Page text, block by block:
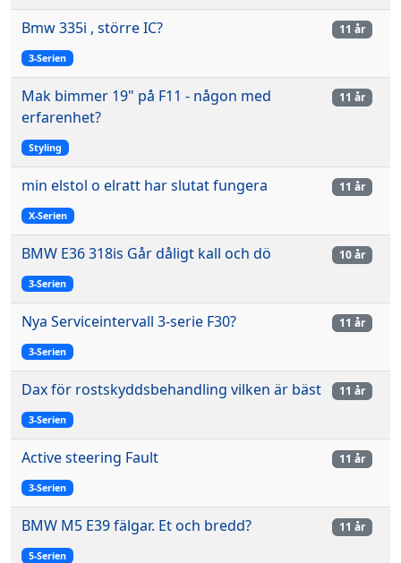
Bmw 335i , större IC?
3-Serien
11 år
Mak bimmer 19" på F11 - någon med
erfarenhet?
Styling
11 år
min elstol o elratt har slutat fungera
X-Serien
11 år
BMW E36 318is Går dåligt kall och dö
3-Serien
10 år
Nya Serviceintervall 3-serie F30?
3-Serien
11 år
Dax för rostskyddsbehandling vilken är bäst
3-Serien
11 år
Active steering Fault
3-Serien
11 år
BMW M5 E39 fälgar. Et och bredd?
5-Serien
11 år